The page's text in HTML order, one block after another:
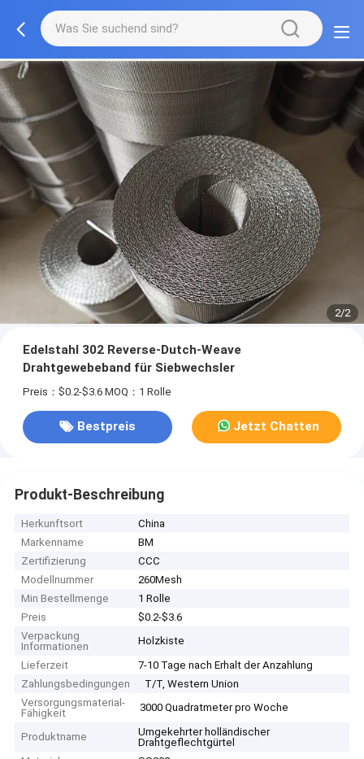
2/2
Edelstahl 302 Reverse-Dutch-Weave
Drahtgewebeband für Siebwechsler
Preis：$0.2-$3.6 MOQ：1 Rolle
Bestpreis Jetzt Chatten
Produkt-Beschreibung
Herkunftsort
China
Markenname
BM
Zertifizierung
CCC
Modellnummer
260Mesh
Min Bestellmenge
1 Rolle
Preis
$0.2-$3.6
Verpackung
Informationen
Holzkiste
Lieferzeit
7-10 Tage nach Erhalt der Anzahlung
Zahlungsbedingungen
T/T, Western Union
Versorgungsmaterial-
Fähigkeit
3000 Quadratmeter pro Woche
Produktname
Umgekehrter holländischer
Drahtgeflechtgürtel